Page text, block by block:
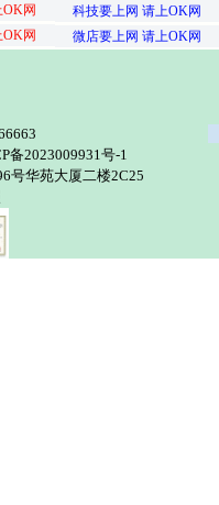
网
科技要上网 请上OK网
网 微店要上网 请上OK网
备2023009931号-1
号华苑大厦二楼2C25